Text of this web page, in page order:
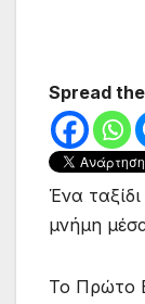
Spread
Ένα
μνήμη
Το Πρώτο